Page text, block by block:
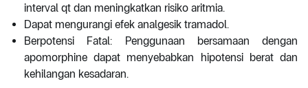
interval qt dan meningkatkan risiko aritmia.
Dapat mengurangi efek analgesik tramadol.
Berpotensi Fatal: Penggunaan bersamaan dengan
apomorphine dapat menyebabkan hipotensi berat dan
kehilangan kesadaran.